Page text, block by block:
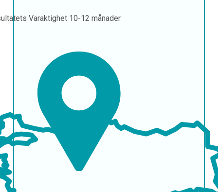
Varaktighet 10-12 månader